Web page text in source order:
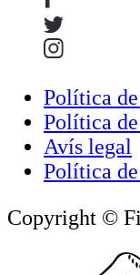
Política
Política
Avís legal
Política
Copyright ©